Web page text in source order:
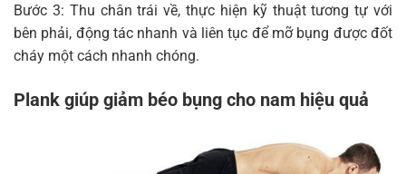
Bước 3: Thu chân trái về, thực hiện kỹ thuật tương tự với
bên phải, động tác nhanh và liên tục để mỡ bụng được đốt
cháy một cách nhanh chóng.
Plank giúp giảm béo bụng cho nam hiệu quả